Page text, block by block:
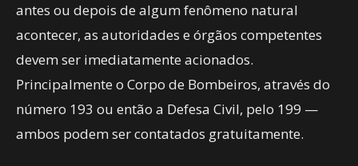
antes ou depois de algum fenômeno natural
acontecer, as autoridades e órgãos competentes
devem ser imediatamente acionados.
Principalmente o Corpo de Bombeiros, através do
número 193 ou então a Defesa Civil, pelo 199 —
ambos podem ser contatados gratuitamente.